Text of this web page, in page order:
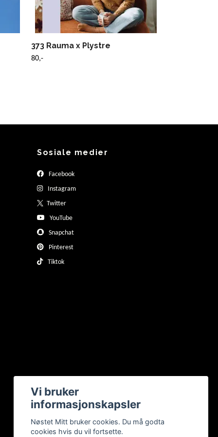
373 Rauma x Plystre
80,-
Sosiale medier
Facebook
Instagram
Twitter
YouTube
Snapchat
Pinterest
Tiktok
Vi bruker
informasjonskapsler
Nøstet Mitt bruker cookies. Du må godta
cookies hvis du vil fortsette.